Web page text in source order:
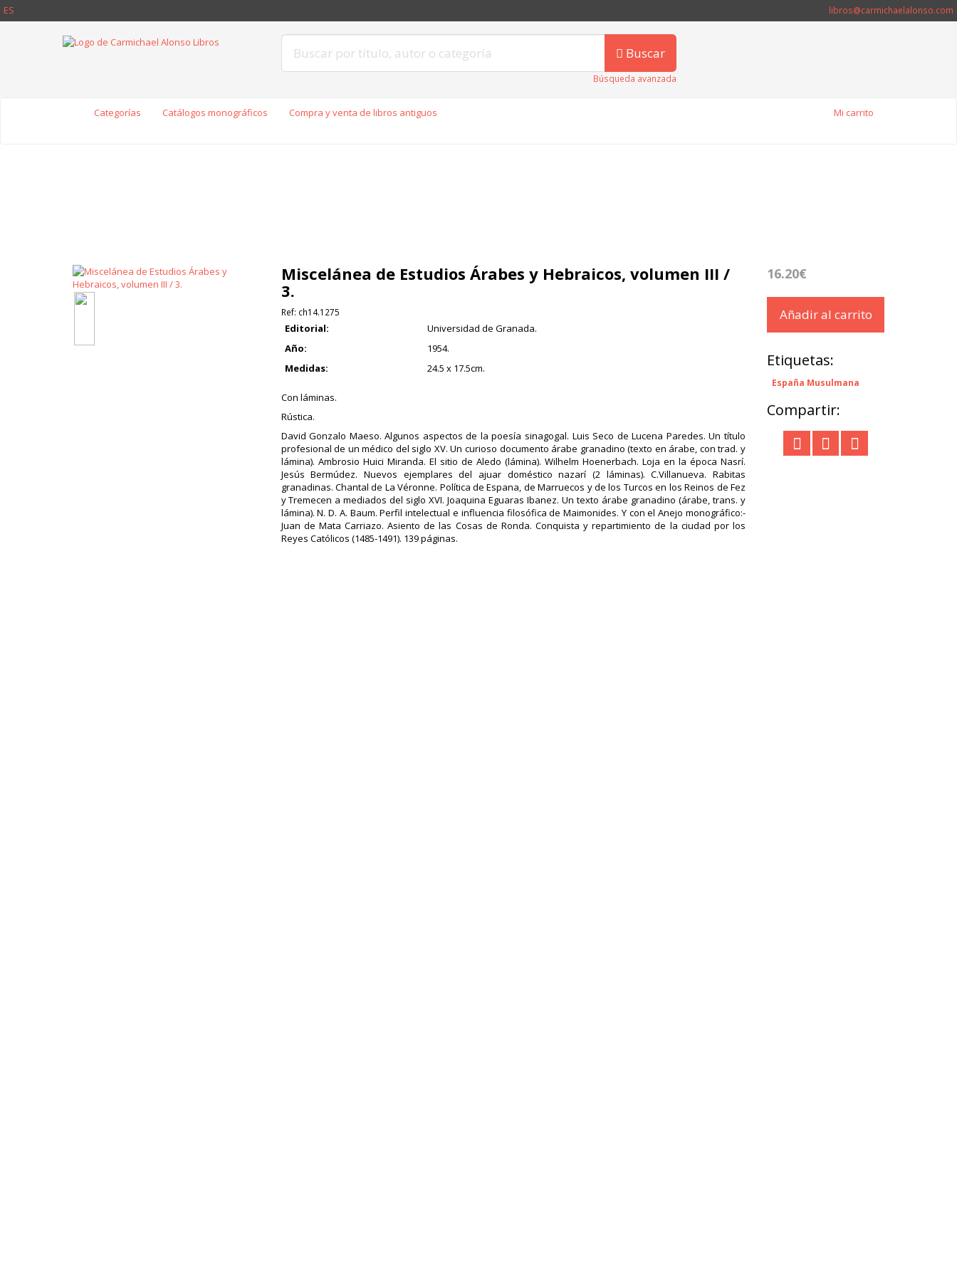
ES libros@carmichaelalonso.com
Buscar
Búsqueda avanzada
Categorías Catálogos monográficos Compra y venta de libros antiguos Mi carrito
Miscelánea de Estudios Árabes y Hebraicos, volumen III /
3.
Ref: ch14.1275
Editorial:
Universidad de Granada.
Año:
1954.
Medidas:
24.5 x 17.5cm.
Con láminas.
Rústica.
David Gonzalo Maeso. Algunos aspectos de la poesía sinagogal. Luis Seco de Lucena Paredes. Un título
profesional de un médico del siglo XV. Un curioso documento árabe granadino (texto en árabe, con trad. y
lámina). Ambrosio Huici Miranda. El sitio de Aledo (lámina). Wilhelm Hoenerbach. Loja en la época Nasrí.
Jesús Bermúdez. Nuevos ejemplares del ajuar doméstico nazarí (2 láminas). C.Villanueva. Rabitas
granadinas. Chantal de La Véronne. Política de Espana, de Marruecos y de los Turcos en los Reinos de Fez
y Tremecen a mediados del siglo XVI. Joaquina Eguaras Ibanez. Un texto árabe granadino (árabe, trans. y
lámina). N. D. A. Baum. Perfil intelectual e influencia filosófica de Maimonides. Y con el Anejo monográfico:-
Juan de Mata Carriazo. Asiento de las Cosas de Ronda. Conquista y repartimiento de la ciudad por los
Reyes Católicos (1485-1491). 139 páginas.
16.20€
Añadir al carrito
Etiquetas:
España Musulmana
Compartir: